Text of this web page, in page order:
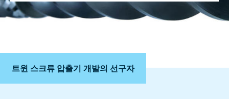
트윈 스크류 압출기 개발의 선구자